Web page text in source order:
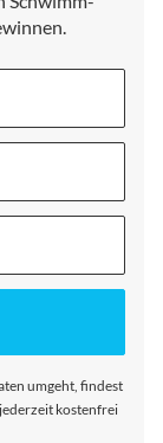
umgeht, findest
jederzeit kostenfrei